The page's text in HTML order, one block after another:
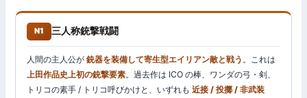
N1 三人称銃撃戦闘
人間の主人公が銃器を装備して寄生型エイリアン敵と戦う 。これは
上田作品史上初の銃撃要素。過去作は ICO の棒、ワンダの弓・剣、
トリコの素手 / トリコ呼びかけと、いずれも近接 / 投擲 / 非武装